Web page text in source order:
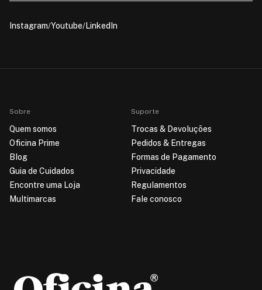
Instagram Youtube LinkedIn
Sobre
Quem somos
Oficina Prime
Blog
Guia de Cuidados
Encontre uma Loja
Multimarcas
Suporte
Trocas & Devoluções
Pedidos & Entregas
Formas de Pagamento
Privacidade
Regulamentos
Fale conosco